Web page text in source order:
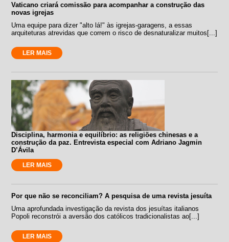
Vaticano criará comissão para acompanhar a construção das
novas igrejas
Uma equipe para dizer "alto lá!" às igrejas-garagens, a essas
arquiteturas atrevidas que correm o risco de desnaturalizar muitos[...]
LER MAIS
Disciplina, harmonia e equilíbrio: as religiões chinesas e a
construção da paz. Entrevista especial com Adriano Jagmin
D’Ávila
LER MAIS
Por que não se reconciliam? A pesquisa de uma revista jesuíta
Uma aprofundada investigação da revista dos jesuítas italianos
Popoli reconstrói a aversão dos católicos tradicionalistas ao[...]
LER MAIS